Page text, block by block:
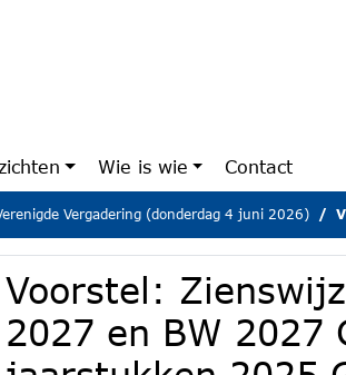
Wie is wie Contact
Vergadering (donderdag 4 juni 2026)
Voorstel:
2027 en BW 2027